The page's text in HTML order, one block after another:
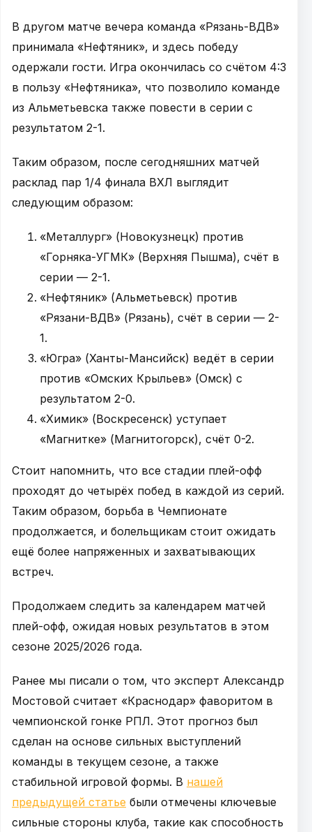
В другом матче вечера команда «Рязань-ВДВ»
принимала «Нефтяник», и здесь победу
одержали гости. Игра окончилась со счётом 4:3
в пользу «Нефтяника», что позволило команде
из Альметьевска также повести в серии с
результатом 2-1.
Таким образом, после сегодняшних матчей
расклад пар 1/4 финала ВХЛ выглядит
следующим образом:
«Металлург» (Новокузнецк) против
«Горняка-УГМК» (Верхняя Пышма), счёт в
серии — 2-1.
«Нефтяник» (Альметьевск) против
«Рязани-ВДВ» (Рязань), счёт в серии — 2-
1.
«Югра» (Ханты-Мансийск) ведёт в серии
против «Омских Крыльев» (Омск) с
результатом 2-0.
«Химик» (Воскресенск) уступает
«Магнитке» (Магнитогорск), счёт 0-2.
Стоит напомнить, что все стадии плей-офф
проходят до четырёх побед в каждой из серий.
Таким образом, борьба в Чемпионате
продолжается, и болельщикам стоит ожидать
ещё более напряженных и захватывающих
встреч.
Продолжаем следить за календарем матчей
плей-офф, ожидая новых результатов в этом
сезоне 2025/2026 года.
Ранее мы писали о том, что эксперт Александр
Мостовой считает «Краснодар» фаворитом в
чемпионской гонке РПЛ. Этот прогноз был
сделан на основе сильных выступлений
команды в текущем сезоне, а также
стабильной игровой формы. В нашей
предыдущей статье были отмечены ключевые
сильные стороны клуба, такие как способность